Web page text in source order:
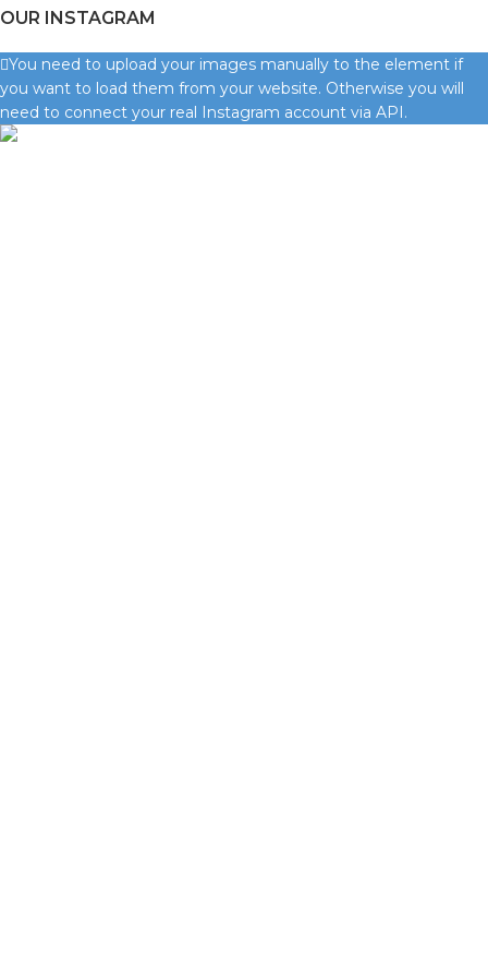
OUR INSTAGRAM
You need to upload your images manually to the element if
you want to load them from your website. Otherwise you will
need to connect your real Instagram account via API.